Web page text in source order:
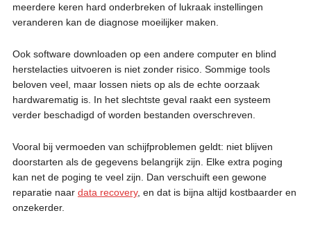
meerdere keren hard onderbreken of lukraak instellingen
veranderen kan de diagnose moeilijker maken.
Ook software downloaden op een andere computer en blind
herstelacties uitvoeren is niet zonder risico. Sommige tools
beloven veel, maar lossen niets op als de echte oorzaak
hardwarematig is. In het slechtste geval raakt een systeem
verder beschadigd of worden bestanden overschreven.
Vooral bij vermoeden van schijfproblemen geldt: niet blijven
doorstarten als de gegevens belangrijk zijn. Elke extra poging
kan net de poging te veel zijn. Dan verschuift een gewone
reparatie naar data recovery, en dat is bijna altijd kostbaarder en
onzekerder.